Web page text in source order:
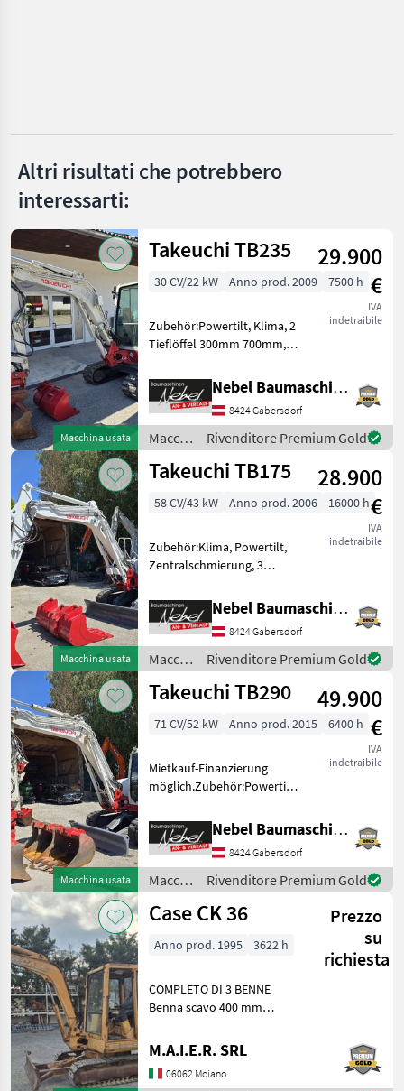
Auger Torque
A&T Anbaugeräte
Mostra
tutti
37
MARKETPLACE
Marketplace
Offerte dei
rivenditori
Altri risultati che potrebbero
interessarti:
Macchina usata
Takeuchi TB235
29.900
€
IVA
indetraibile
30 CV/22 kW Anno prod. 2009 7500 h
Zubehör:Powertilt, Klima, 2
Tieflöffel 300mm 700mm,
1200mm.Hydraulikpumpe
wurde bei
7000Std.Erneuert. Macchine
edili Miniescavatori
Nebel Baumaschinen
8424 Gabersdorf
Macchine
edili /
Takeuchi
Rivenditore Premium Gold
Macchina usata
Takeuchi TB175
28.900
€
IVA
indetraibile
58 CV/43 kW Anno prod. 2006 16000 h
Zubehör:Klima, Powertilt,
Zentralschmierung, 3
900mm, 1Böschungslöffel
1500mm.Hydraulikpumpe
vor 1000Std.erneuert.
Carburante: Diesel
Macchine edi
Nebel Baumaschinen
8424 Gabersdorf
Macchine
edili /
Takeuchi
Rivenditore Premium Gold
Macchina usata
Takeuchi TB290
49.900
€
IVA
indetraibile
71 CV/52 kW Anno prod. 2015 6400 h
Mietkauf-Finanzierung
möglich.Zubehör:Powertilt-
600mm 900mm,
1Böschungslöffel 1500mm
Carburante: Diesel
Macchine edili
Miniescavatori
Nebel Baumaschinen
8424 Gabersdorf
Macchine
edili /
Takeuchi
Rivenditore Premium Gold
Case CK 36
Prezzo
su
richiesta
Anno prod. 1995 3622 h
COMPLETO DI 3 BENNE
Benna scavo 400 mm
Benna liscia 1400 mm
Macchine edili
Miniescavatori
M.A.I.E.R. SRL
06062 Moiano